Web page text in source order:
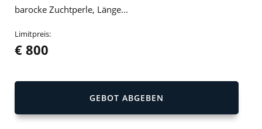
barocke Zuchtperle, Länge...
Limitpreis:
€ 800
GEBOT ABGEBEN